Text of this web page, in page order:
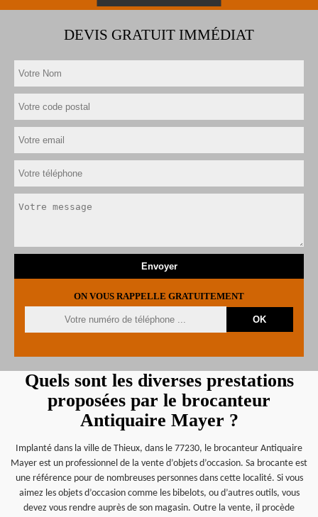
DEVIS GRATUIT IMMÉDIAT
ON VOUS RAPPELLE GRATUITEMENT
Quels sont les diverses prestations
proposées par le brocanteur
Antiquaire Mayer ?
Implanté dans la ville de Thieux, dans le 77230, le brocanteur Antiquaire
Mayer est un professionnel de la vente d’objets d’occasion. Sa brocante est
une référence pour de nombreuses personnes dans cette localité. Si vous
aimez les objets d’occasion comme les bibelots, ou d’autres outils, vous
devez vous rendre auprès de son magasin. Outre la vente, il procède